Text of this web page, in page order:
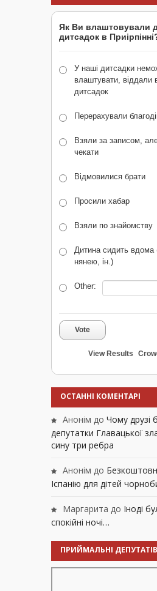
Як Ви влаштовували
дитсадок в
У наші дитсадки
влаштувати, віддали
дитсадок
Перерахували
Взяли за записом,
чекати
Відмовилися брати
Просили хабар
Взяли по знайомству
Дитина сидить вдома
нянею, ін.)
Other:
Vote
View Results
ОСТАННІ КОМЕНТАРІ
Анонім до Чому друзі
депутатки Главацької
сину три ребра
Анонім до
Іспанію для дітей
Маргарита до Іноді
спокійні ночі…
ПРИЙМАЛЬНІ ДЕПУТАТІВ